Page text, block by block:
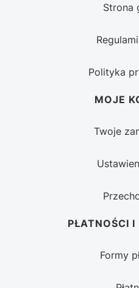
Strona
Polityka
MOJE
Twoje
PŁATNOŚCI I
Formy